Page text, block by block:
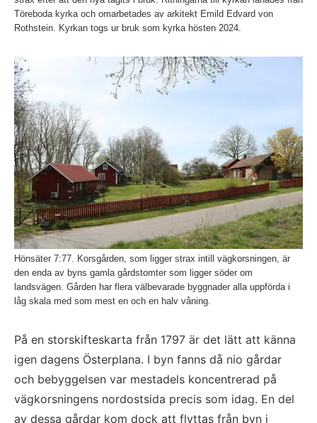
Töreboda kyrka och omarbetades av arkitekt Emild Edvard von
Rothstein. Kyrkan togs ur bruk som kyrka hösten 2024.
Hönsäter 7:77. Korsgården, som ligger strax intill vägkorsningen, är
den enda av byns gamla gårdstomter som ligger söder om
landsvägen. Gården har flera välbevarade byggnader alla uppförda i
låg skala med som mest en och en halv våning.
På en storskifteskarta från 1797 är det lätt att känna
igen dagens Österplana. I byn fanns då nio gårdar
och bebyggelsen var mestadels koncentrerad på
vägkorsningens nordostsida precis som idag. En del
av dessa gårdar kom dock att flyttas från byn i